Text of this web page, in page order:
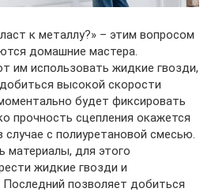
к металлу?» – этим вопросом
домашние мастера.
им использовать жидкие гвозди,
высокой скорости
будет фиксировать
прочность сцепления окажется
с полиуретановой смесью.
для этого
жидкие гвозди и
Последний позволяет добиться